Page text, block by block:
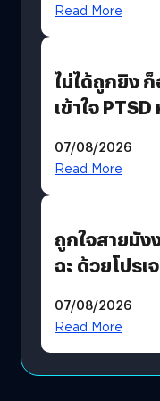
Read More
ไม่ได้ถูกยิง
เข้าใจ
07/08/2026
Read More
ถูกใจสายมัง
ฉะ ด้วยโปร
มีภาษาไทยด้ว
07/08/2026
Read More